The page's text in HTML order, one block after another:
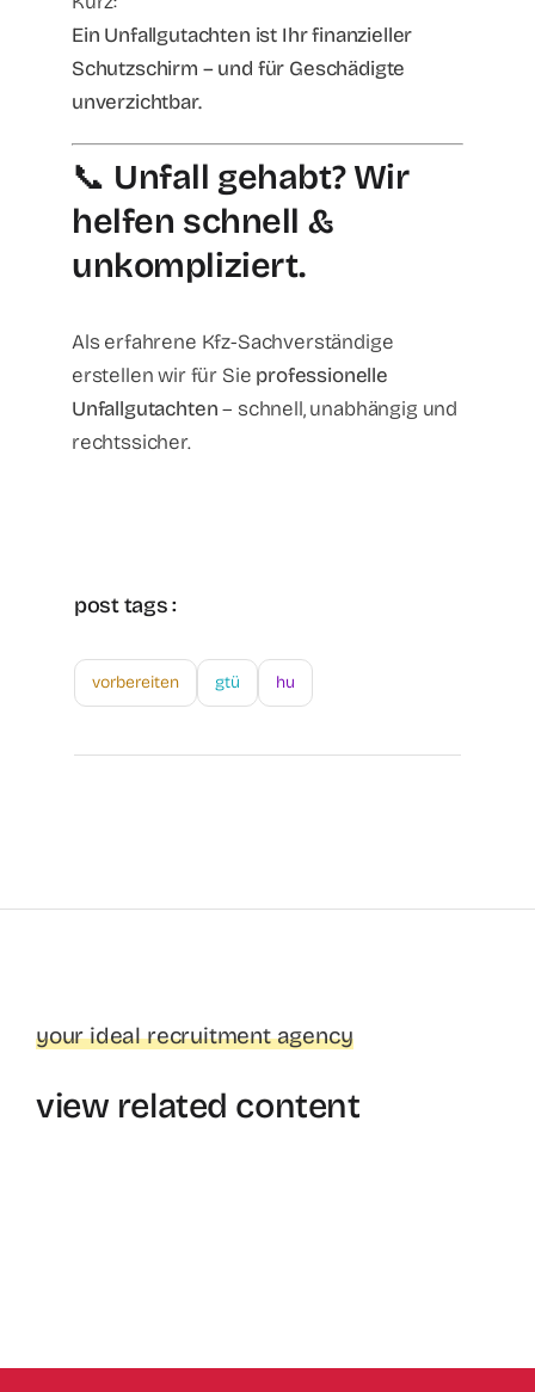
Ein Unfallgutachten ist Ihr finanzieller
Schutzschirm – und für Geschädigte
unverzichtbar.
📞 Unfall gehabt? Wir
helfen schnell &
unkompliziert.
Als erfahrene Kfz-Sachverständige
erstellen wir für Sie professionelle
Unfallgutachten– schnell, unabhängig und
rechtssicher.
post tags :
vorbereiten gtü hu
your ideal recruitment agency
view related content